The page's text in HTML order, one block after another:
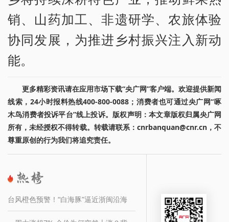
销、山药加工、非遗研学、农旅体验
协同发展，为推进乡村振兴注入新动
能。
更多精彩资讯请在应用市场下载“央广网”客户端。欢迎提供新闻
线索，24小时报料热线400-800-0088；消费者也可通过央广网“啄
木鸟消费者投诉平台”线上投诉。版权声明：本文章版权归属央广网
所有，未经授权不得转载。转载请联系：cnrbanquan@cnr.cn，不
尊重原创的行为我们将追究责任。
台风橙色预警！“白海豚”逼近浙闽沿海